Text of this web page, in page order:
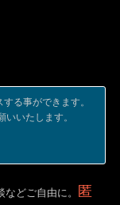
る事ができます。
いたします。
どご自由に。
匿